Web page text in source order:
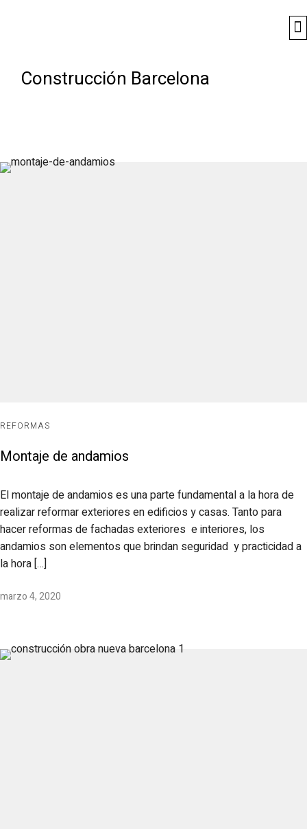
Construcción Barcelona
REFORMAS
Montaje de andamios
El montaje de andamios es una parte fundamental a la hora de
realizar reformar exteriores en edificios y casas. Tanto para
hacer reformas de fachadas exteriores e interiores, los
andamios son elementos que brindan seguridad y practicidad a
la hora […]
marzo 4, 2020